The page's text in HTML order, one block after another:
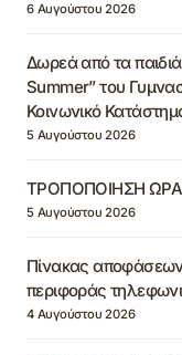
6 Αυγούστου 2026
Δωρεά από τα
Summer” του
Κοινωνικό
5 Αυγούστου 2026
ΤΡΟΠΟΠΟΙΗΣΗ
5 Αυγούστου 2026
Πίνακας
περιφοράς
4 Αυγούστου 2026